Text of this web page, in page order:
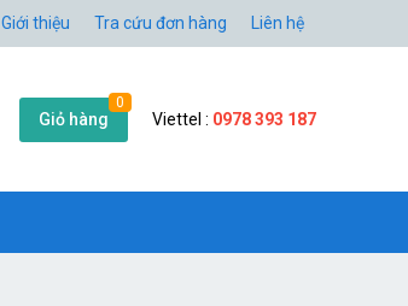
Giới thiệu Tra cứu đơn hàng Liên hệ
Giỏ hàng
0
Viettel : 0978 393 187